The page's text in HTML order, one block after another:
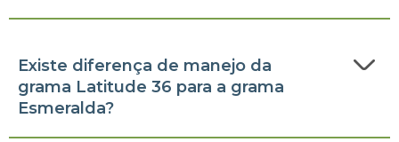
Existe diferença de manejo da
grama Latitude 36 para a grama
Esmeralda?